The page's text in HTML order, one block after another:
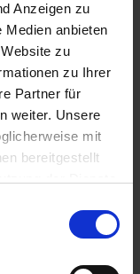
Anzeigen zu
Medien anbieten
zu
zu Ihrer
Partner für
weiter. Unsere
mit
bereitgestellt